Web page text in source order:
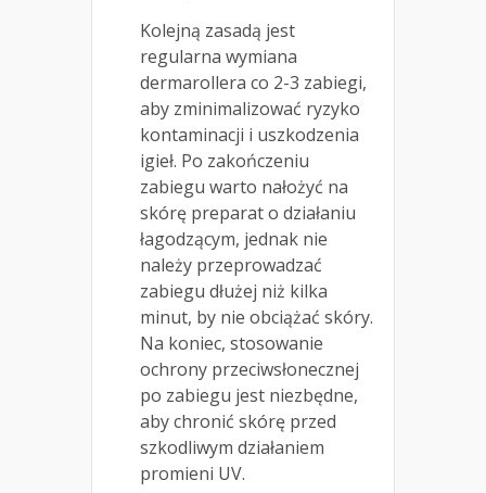
Kolejną zasadą jest
regularna wymiana
dermarollera co 2-3 zabiegi,
aby zminimalizować ryzyko
kontaminacji i uszkodzenia
igieł. Po zakończeniu
zabiegu warto nałożyć na
skórę preparat o działaniu
łagodzącym, jednak nie
należy przeprowadzać
zabiegu dłużej niż kilka
minut, by nie obciążać skóry.
Na koniec, stosowanie
ochrony przeciwsłonecznej
po zabiegu jest niezbędne,
aby chronić skórę przed
szkodliwym działaniem
promieni UV.